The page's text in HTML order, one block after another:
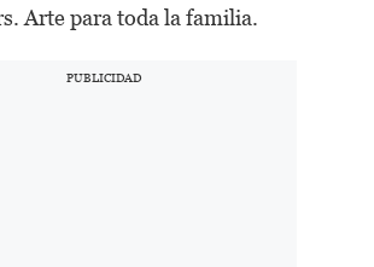
Arte para toda la familia.